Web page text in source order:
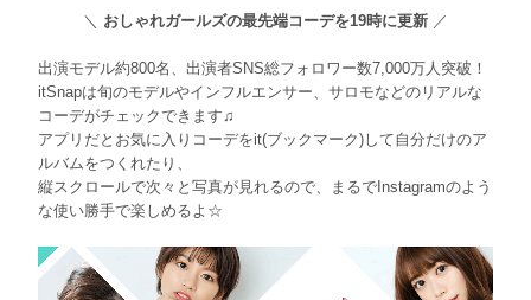
＼ おしゃれガールズの最先端コーデを19時に更新 ／
出演モデル約800名、出演者SNS総フォロワー数7,000万人突破！
itSnapは旬のモデルやインフルエンサー、サロモなどのリアルな
コーデがチェックできます♫
アプリだとお気に入りコーデをit(ブックマーク)して自分だけのア
ルバムをつくれたり、
縦スクロールで次々と写真が見れるので、まるでInstagramのよう
な使い勝手で楽しめるよ☆